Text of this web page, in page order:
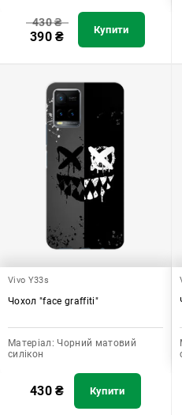
430₴
390₴ Купити
Vivo Y33s
Чохол "face graffiti"
Матеріал: Чорний матовий
силікон
430₴ Купити